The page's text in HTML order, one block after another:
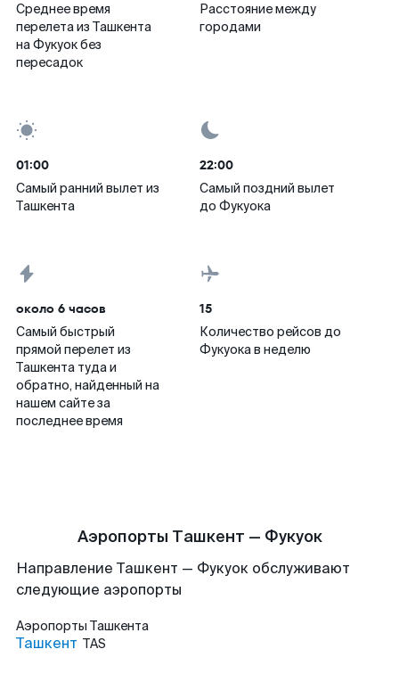
Среднее время
перелета из Ташкента
на Фукуок без
пересадок
Расстояние между
городами
01:00
Самый ранний вылет из
Ташкента
22:00
Самый поздний вылет
до Фукуока
около 6 часов
Самый быстрый
прямой перелет из
Ташкента туда и
обратно, найденный на
нашем сайте за
последнее время
15
Количество рейсов до
Фукуока в неделю
Аэропорты Ташкент — Фукуок
Направление Ташкент — Фукуок обслуживают
следующие аэропорты
Аэропорты Ташкента
Ташкент TAS